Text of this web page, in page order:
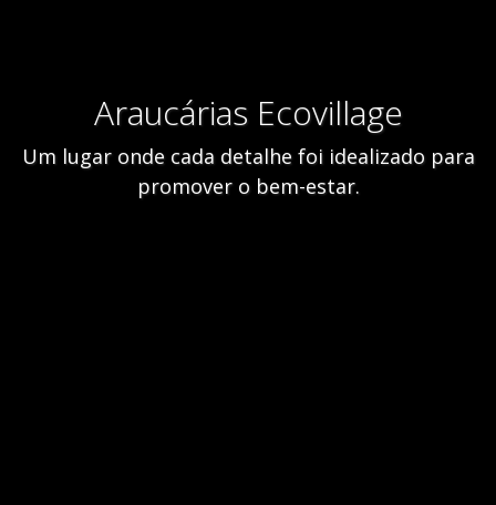
Araucárias Ecovillage
Um lugar onde cada detalhe foi idealizado para
promover o bem-estar.